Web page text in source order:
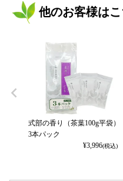
他のお客様は
式部の香り（茶葉100g平袋）
3本パック
¥3,996(税込)